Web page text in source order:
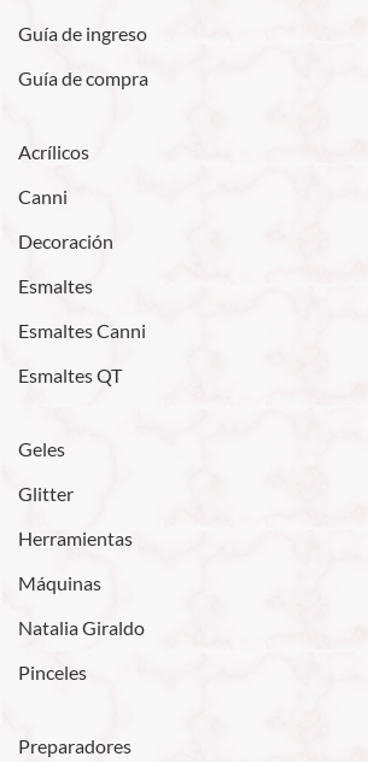
Guía de ingreso
Guía de compra
Acrílicos
Canni
Decoración
Esmaltes
Esmaltes Canni
Esmaltes QT
Geles
Glitter
Herramientas
Máquinas
Natalia Giraldo
Pinceles
Preparadores